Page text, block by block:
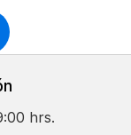
hrs.